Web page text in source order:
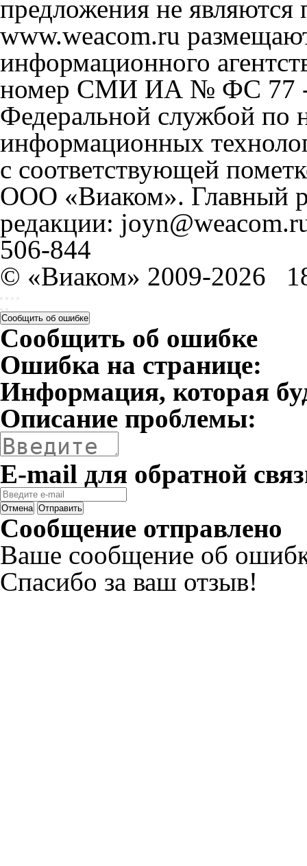
предложения не
www.weacom.ru
информационного
номер СМИ ИА № ФС 77 -
Федеральной службой по
информационных
с соответствующей
ООО «Виаком». Главный
редакции:
506-844
© «Виаком» 2009-2026
Сообщить об ошибке
Сообщить об ошибке
Ошибка на странице:
Информация, которая
Описание проблемы:
E-mail для обратной
Отмена Отправить
Сообщение отправлено
Ваше сообщение об
Спасибо за ваш отзыв!